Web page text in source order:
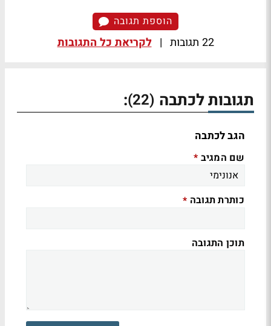
הוספת תגובה
22 תגובות | לקריאת כל התגובות
תגובות לכתבה (22)
:
הגב לכתבה
שם המגיב *
כותרת תגובה *
תוכן התגובה